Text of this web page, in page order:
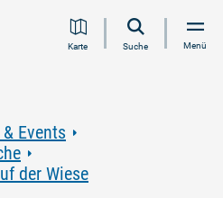
Inhalt
Navigation
Volltextsuche
FooterKarte Suche Menü
Events
der Wiese